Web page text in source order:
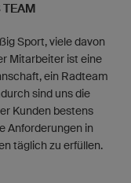
TEAM
Sport, viele davon
Mitarbeiter ist eine
ein Radteam
sind uns die
Kunden bestens
Anforderungen in
täglich zu erfüllen.